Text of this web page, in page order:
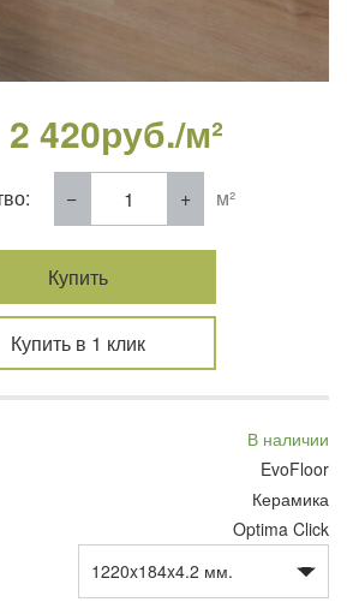
2 420руб./м²
м²
Купить
Купить в 1 клик
В наличии
EvoFloor
Керамика
Optima Click